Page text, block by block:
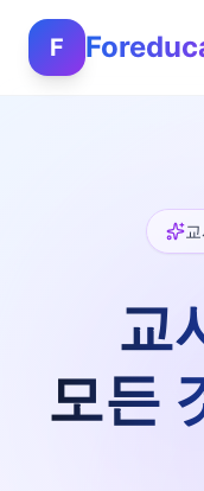
F
교
모든